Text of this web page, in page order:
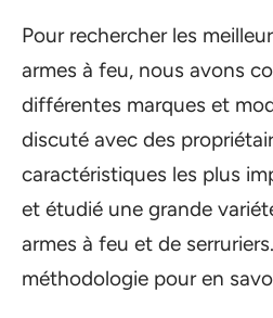
Pour rechercher les
armes à feu, nous avons
différentes marques et
discuté avec des
caractéristiques les plus
et étudié une grande
armes à feu et de
méthodologie pour en